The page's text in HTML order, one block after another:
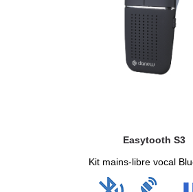
Easytooth S3
Kit mains-libre vocal